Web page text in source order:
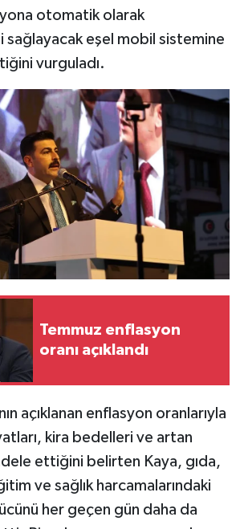
otomatik olarak
sağlayacak eşel mobil sistemine
vurguladı.
Temmuz enflasyon
oranı açıklandı
açıklanan enflasyon oranlarıyla
kira bedelleri ve artan
ettiğini belirten Kaya, gıda,
ve sağlık harcamalarındaki
her geçen gün daha da